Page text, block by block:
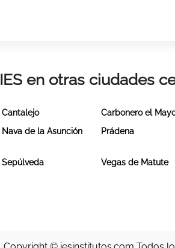
IES en otras ciudades
Cantalejo Carbonero el
Nava de la Asunción Prádena
Sepúlveda Vegas de Matute